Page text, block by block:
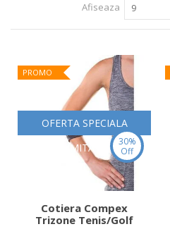
Afiseaza 9
PROMO
30%
Off
OFERTA SPECIALA
LIMITATA
Cotiera Compex
Trizone Tenis/Golf